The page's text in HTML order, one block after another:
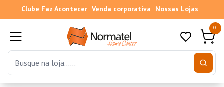
Clube Faz Acontecer Venda corporativa Nossas Lojas
0